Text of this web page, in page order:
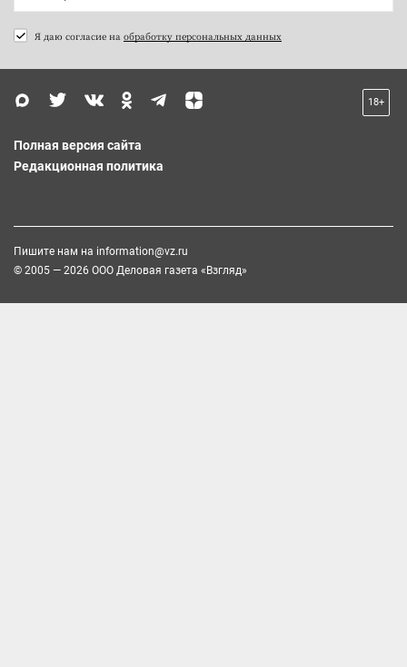
Я даю согласие на обработку персональных данных
18+
Полная версия сайта
Редакционная политика
Пишите нам на information@vz.ru
© 2005 — 2026 ООО Деловая газета «Взгляд»